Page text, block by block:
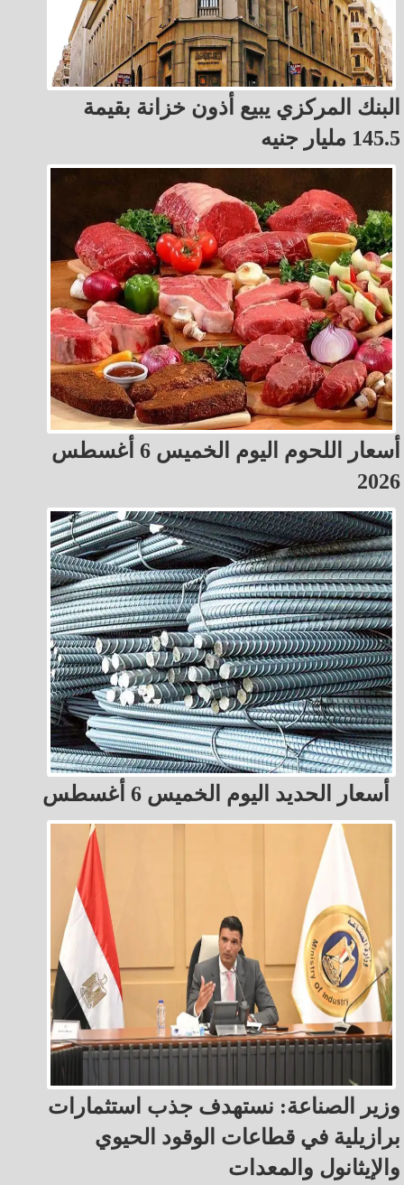
البنك المركزي يبيع أذون خزانة بقيمة
145.5 مليار جنيه
أسعار اللحوم اليوم الخميس 6 أغسطس
2026
أسعار الحديد اليوم الخميس 6 أغسطس
وزير الصناعة: نستهدف جذب استثمارات
برازيلية في قطاعات الوقود الحيوي
والإيثانول والمعدات